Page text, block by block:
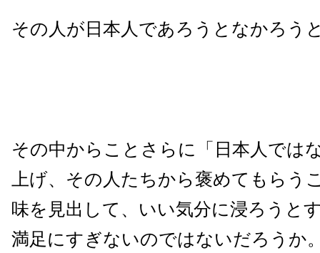
その人が日本人であろうとなかろう
その中からことさらに「日本人では
上げ、その人たちから褒めてもらう
味を見出して、いい気分に浸ろうと
満足にすぎないのではないだろうか